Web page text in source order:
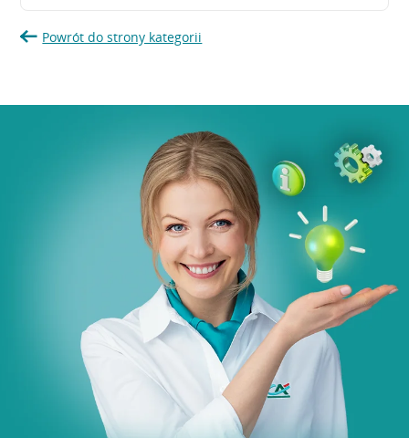
Powrót do strony kategorii